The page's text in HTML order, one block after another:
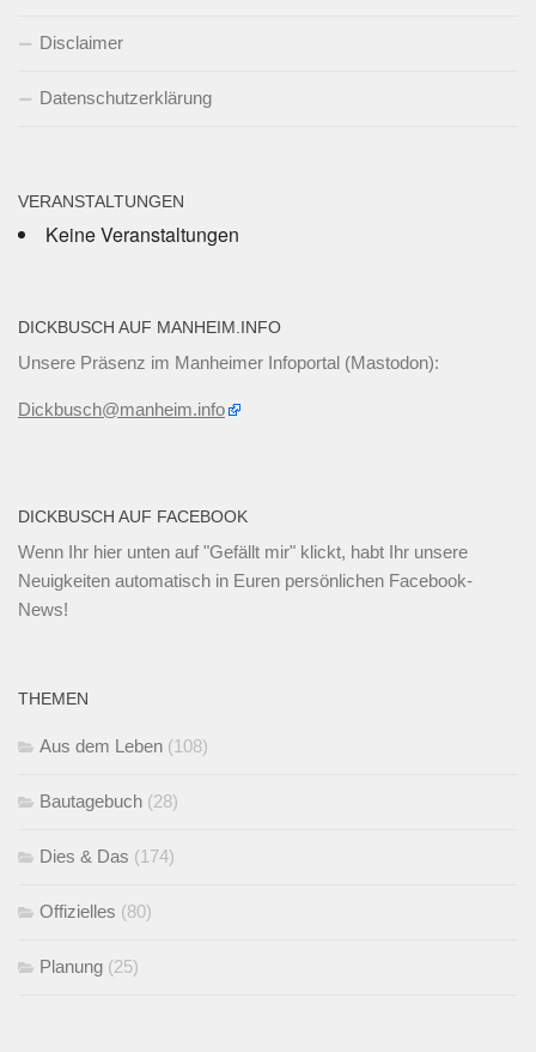
Disclaimer
Datenschutzerklärung
VERANSTALTUNGEN
Keine Veranstaltungen
DICKBUSCH AUF MANHEIM.INFO
Unsere Präsenz im Manheimer Infoportal (Mastodon):
Dickbusch@manheim.info
DICKBUSCH AUF FACEBOOK
Wenn Ihr hier unten auf "Gefällt mir" klickt, habt Ihr unsere
Neuigkeiten automatisch in Euren persönlichen Facebook-
News!
THEMEN
Aus dem Leben (108)
Bautagebuch (28)
Dies & Das (174)
Offizielles (80)
Planung (25)